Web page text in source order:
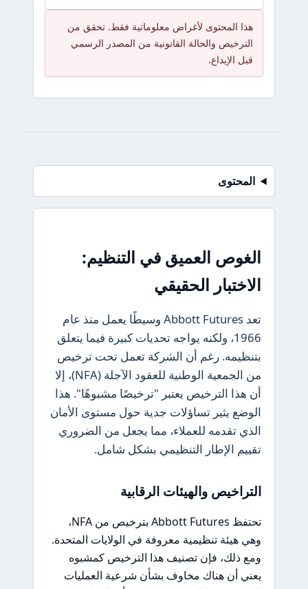
هذا المحتوى لأغراض معلوماتية فقط. تحقق من
الترخيص والحالة القانونية من المصدر الرسمي
قبل الإيداع.
المحتوى
الغوص العميق في التنظيم:
الاختبار الحقيقي
تعد Abbott Futures وسيطًا يعمل منذ عام
1966، ولكنه يواجه تحديات كبيرة فيما يتعلق
بتنظيمه. رغم أن الشركة تعمل تحت ترخيص
من الجمعية الوطنية للعقود الآجلة (NFA)، إلا
أن هذا الترخيص يعتبر "ترخيصًا مشبوهًا". هذا
الوضع يثير تساؤلات جدية حول مستوى الأمان
الذي تقدمه للعملاء، مما يجعل من الضروري
تقييم الإطار التنظيمي بشكل شامل.
التراخيص والهيئات الرقابية
تحتفظ Abbott Futures بترخيص من NFA،
وهي هيئة تنظيمية معروفة في الولايات المتحدة.
ومع ذلك، فإن تصنيف هذا الترخيص كمشبوه
يعني أن هناك مخاوف بشأن شرعية العمليات